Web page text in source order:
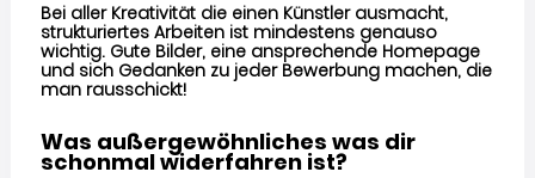
Bei aller Kreativität die einen Künstler ausmacht,
strukturiertes Arbeiten ist mindestens genauso
wichtig. Gute Bilder, eine ansprechende Homepage
und sich Gedanken zu jeder Bewerbung machen, die
man rausschickt!
Was außergewöhnliches was dir
schonmal widerfahren ist?